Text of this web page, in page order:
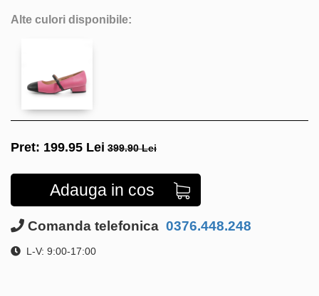
Alte culori disponibile:
Pret: 199.95 Lei 399.90 Lei
Adauga in cos
Comanda telefonica 0376.448.248
L-V: 9:00-17:00